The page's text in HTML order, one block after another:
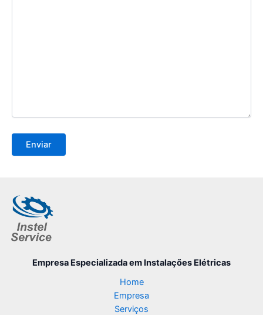
Empresa Especializadaem Instalações Elétricas
Home
Empresa
Serviços